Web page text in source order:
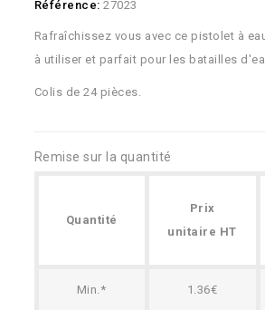
Référence: 27023
Rafraîchissez vous avec ce pistolet à
à utiliser et parfait pour les batailles
Colis de 24 pièces.
Remise sur la quantité
Quantité
Prix
unitaire HT
Min.* 1.36€